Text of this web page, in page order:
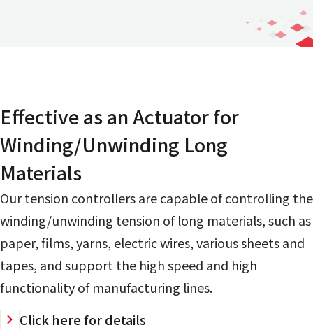
Effective as an Actuator for
Winding/Unwinding Long
Materials
Our tension controllers are capable of controlling the
winding/unwinding tension of long materials, such as
paper, films, yarns, electric wires, various sheets and
tapes, and support the high speed and high
functionality of manufacturing lines.
Click here for details